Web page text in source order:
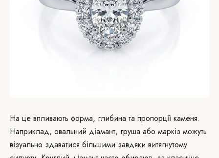
На це впливають форма, глибина та пропорції каменя.
Наприклад, овальний діамант, груша або маркіз можуть
візуально здаватися більшими завдяки витягнутому